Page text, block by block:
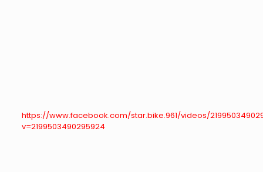
https://www.facebook.com/star.bike.961/videos/
v=2199503490295924